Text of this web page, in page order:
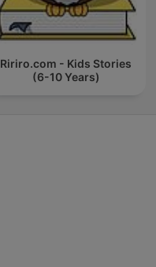
Ririro.com - Kids Stories
(6-10 Years)